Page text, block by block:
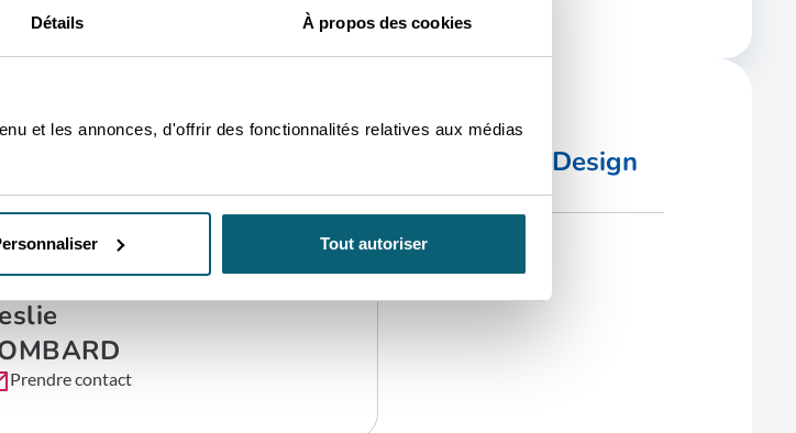
Détails À propos des cookies
et les annonces, d'offrir des fonctionnalités relatives aux médias
Tout autoriser
les détails sur la participation de Belgium is Design
Prendre contact